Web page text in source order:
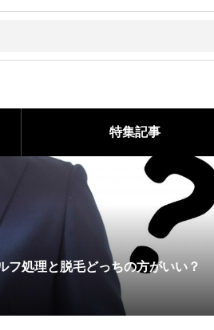
特集記事
フ処理と脱毛どっちの方がいい？